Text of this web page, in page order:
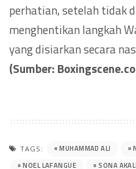
perhatian, setelah tidak
menghentikan langkah
yang disiarkan secara
(Sumber:
TAGS: MUHAMMAD ALI
NOEL LAFANGUE
SONA